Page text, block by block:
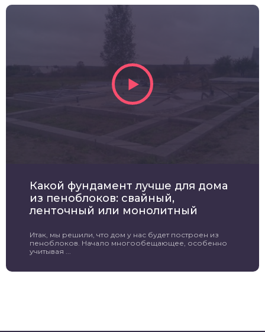
Какой фундамент лучше для дома
из пеноблоков: свайный,
ленточный или монолитный
Итак, мы решили, что дом у нас будет построен из
пеноблоков. Начало многообещающее, особенно
учитывая ...